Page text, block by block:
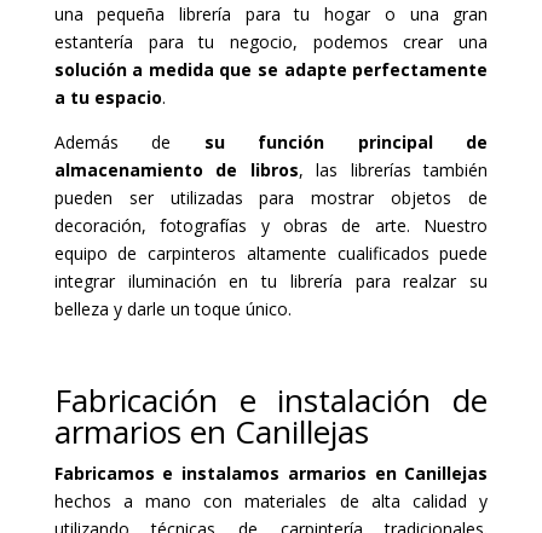
una pequeña librería para tu hogar o una gran
estantería para tu negocio, podemos crear una
solución a medida que se adapte perfectamente
a tu espacio.
Además de su función principal de
almacenamiento de libros, las librerías también
pueden ser utilizadas para mostrar objetos de
decoración, fotografías y obras de arte. Nuestro
equipo de carpinteros altamente cualificados puede
integrar iluminación en tu librería para realzar su
belleza y darle un toque único.
Fabricación e instalación de
armarios en Canillejas
Fabricamos e instalamos armarios en Canillejas
hechos a mano con materiales de alta calidad y